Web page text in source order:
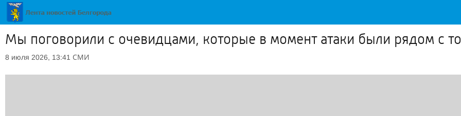
Мы поговорили с очевидцами, которые в момент атаки были рядом с
8 июля 2026, 13:41 СМИ